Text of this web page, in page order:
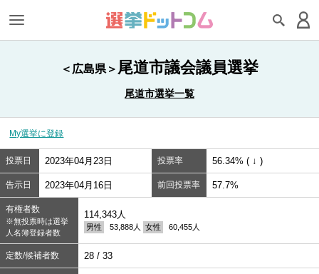
＜広島県＞ 尾道市議会議員選挙
尾道市選挙一覧
My選挙に登録
投票日 2023年04月23日 投票率 56.34% ( ↓ )
告示日 2023年04月16日 前回投票率 57.7%
有権者数
※無投票時は選挙
人名簿登録者数
114,343人
男性 53,888人 女性 60,455人
定数/候補者数 28 / 33